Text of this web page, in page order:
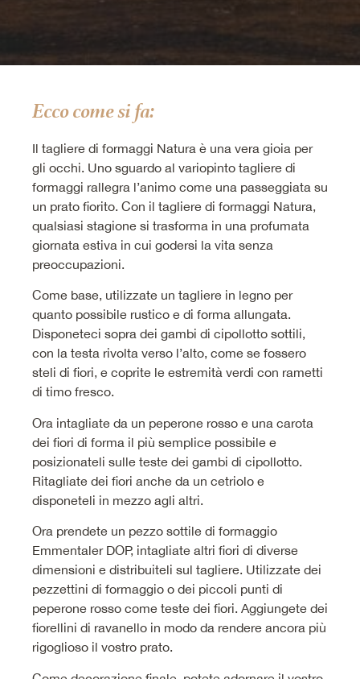
Ecco come si fa:
Il tagliere di formaggi Natura è una vera gioia per
gli occhi. Uno sguardo al variopinto tagliere di
formaggi rallegra l’animo come una passeggiata su
un prato fiorito. Con il tagliere di formaggi Natura,
qualsiasi stagione si trasforma in una profumata
giornata estiva in cui godersi la vita senza
preoccupazioni.
Come base, utilizzate un tagliere in legno per
quanto possibile rustico e di forma allungata.
Disponeteci sopra dei gambi di cipollotto sottili,
con la testa rivolta verso l’alto, come se fossero
steli di fiori, e coprite le estremità verdi con rametti
di timo fresco.
Ora intagliate da un peperone rosso e una carota
dei fiori di forma il più semplice possibile e
posizionateli sulle teste dei gambi di cipollotto.
Ritagliate dei fiori anche da un cetriolo e
disponeteli in mezzo agli altri.
Ora prendete un pezzo sottile di formaggio
Emmentaler DOP, intagliate altri fiori di diverse
dimensioni e distribuiteli sul tagliere. Utilizzate dei
pezzettini di formaggio o dei piccoli punti di
peperone rosso come teste dei fiori. Aggiungete dei
fiorellini di ravanello in modo da rendere ancora più
rigoglioso il vostro prato.